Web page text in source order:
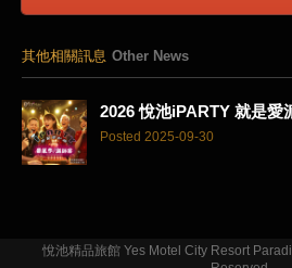
其他相關訊息 Other News
2026 悅池iPARTY 就是愛
Posted 2025-09-30
悅池精品旅館 Yes Motel City Resort